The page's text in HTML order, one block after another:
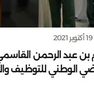
بن عبد الرحمن
الوطني للتوظيف